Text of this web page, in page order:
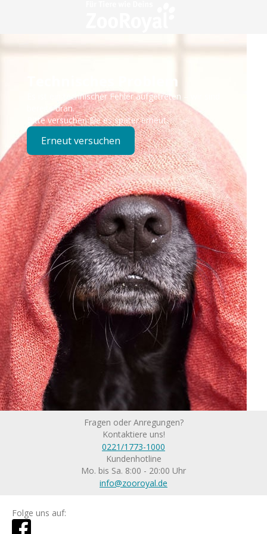
Technisches Problem
Es ist ein technischer Fehler aufgetreten – wir sind
bereits dran.
Bitte versuchen Sie es später erneut.
Erneut versuchen
Fragen oder Anregungen?
Kontaktiere uns!
0221/1773-1000
Kundenhotline
Mo. bis Sa. 8:00 - 20:00 Uhr
info@zooroyal.de
Folge uns auf: